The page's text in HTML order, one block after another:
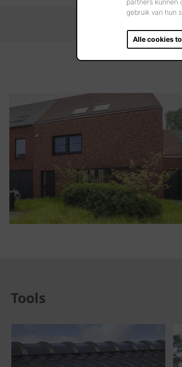
partners kunnen
gebruik van hun
Alle cookies
Tools